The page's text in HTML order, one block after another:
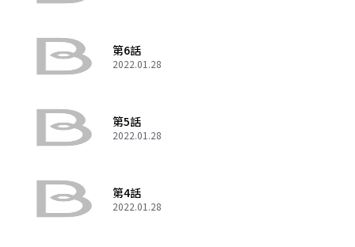
第6話
2022.01.28
第5話
2022.01.28
第4話
2022.01.28